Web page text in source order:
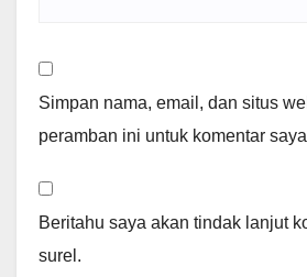
Simpan nama, email, dan situs
peramban ini untuk komentar
Beritahu saya akan tindak lanjut
surel.